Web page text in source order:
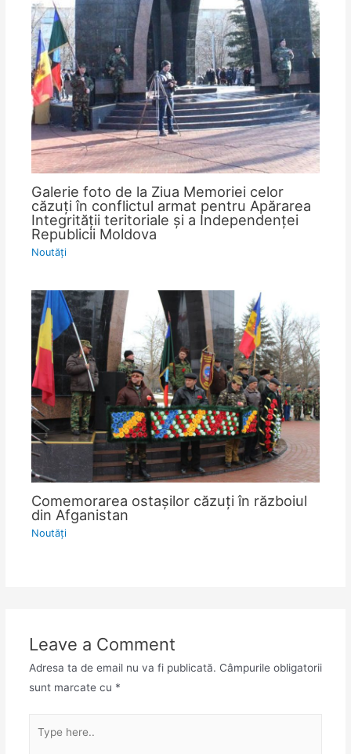
Galerie foto de la Ziua Memoriei celor
căzuţi în conflictul armat pentru Apărarea
Integrităţii teritoriale şi a Independenţei
Republicii Moldova
Noutăţi
Comemorarea ostașilor căzuți în războiul
din Afganistan
Noutăţi
Leave a Comment
Adresa ta de email nu va fi publicată. Câmpurile obligatorii
sunt marcate cu *
here..